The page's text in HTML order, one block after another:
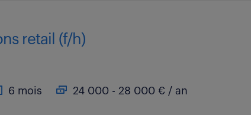
retail (f/h)
6 mois 24 000 - 28 000 € / an